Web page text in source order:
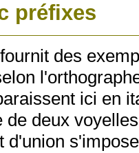
préfixes
des
ici en
de deux
d'union